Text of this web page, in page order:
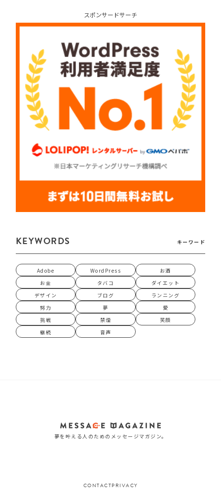
スポンサードサーチ
KEYWORDS キーワード
Adobe WordPress
お酒
お金
タバコ
ダイエット
デザイン
ブログ
ランニング
努力
夢
愛
挑戦
禁煙
笑顔
継続
音声
夢を叶える人のためのメッセージマガジン。
CONTACTPRIVACY